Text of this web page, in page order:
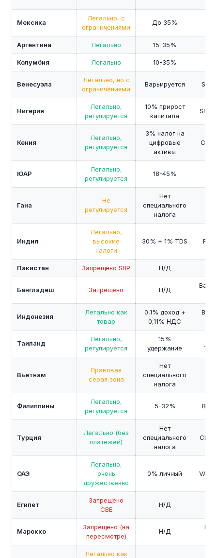
Мексика
Легально, с
ограничениями
До 35%
Аргентина Легально 15-35%
Колумбия Легально 10-35%
Венесуэла
Легально, но с
ограничениями
Варьируется
Нигерия
Легально,
регулируется
10% прирост
капитала
SEC
Кения
Легально,
регулируется
3% налог на
цифровые
активы
CMA
ЮАР
Легально,
регулируется
18-45%
Гана
Не
регулируется
Нет
специального
налога
Индия
Легально,
высокие
налоги
30% + 1% TDS RBI
Пакистан Запрещено SBP Н/Д
Бангладеш Запрещено Н/Д
Индонезия
Легально как
товар
0,1% доход +
0,11% НДС
Таиланд
Легально,
регулируется
15%
удержание
Вьетнам
Правовая
серая зона
Нет
специального
налога
Филиппины
Легально,
регулируется
5-32% BSP
Турция
Легально (без
платежей)
Нет
специального
налога
ОАЭ
Легально,
очень
дружественно
0% личный
Египет
Запрещено
CBE
Н/Д
Марокко
Запрещено (на
пересмотре)
Н/Д
Легально как